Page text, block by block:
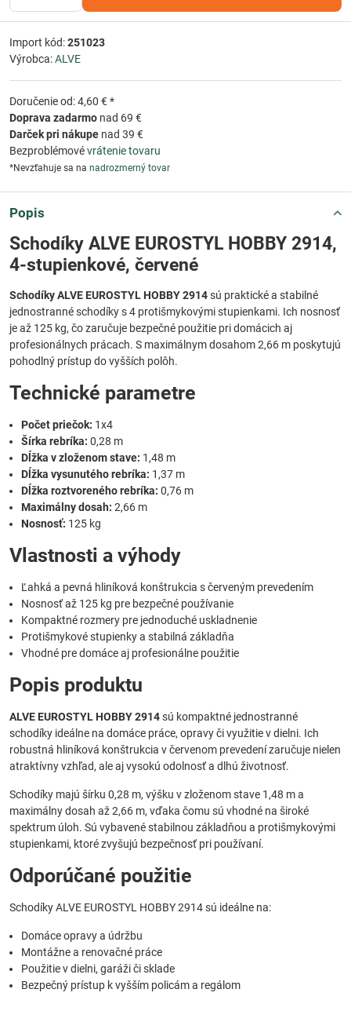
Import kód:251023
Výrobca:ALVE
Doručenie od: 4,60 € *
Doprava zadarmo nad 69 €
Darček pri nákupe nad 39 €
Bezproblémovévrátenie tovaru
*Nevzťahuje sa na nadrozmerný tovar
Popis
Schodíky ALVE EUROSTYL HOBBY 2914,
4-stupienkové, červené
Schodíky ALVE EUROSTYL HOBBY 2914sú praktické a stabilné
jednostranné schodíky s 4 protišmykovými stupienkami. Ich nosnosť
je až 125 kg, čo zaručuje bezpečné použitie pri domácich aj
profesionálnych prácach. S maximálnym dosahom 2,66 m poskytujú
pohodlný prístup do vyšších polôh.
Technické parametre
Počet priečok: 1x4
Šírka rebríka: 0,28 m
Dĺžka v zloženom stave: 1,48 m
Dĺžka vysunutého rebríka: 1,37 m
Dĺžka roztvoreného rebríka: 0,76 m
Maximálny dosah: 2,66 m
Nosnosť: 125 kg
Vlastnosti a výhody
Ľahká a pevná hliníková konštrukcia s červeným prevedením
Nosnosť až 125 kg pre bezpečné používanie
Kompaktné rozmery pre jednoduché uskladnenie
Protišmykové stupienky a stabilná základňa
Vhodné pre domáce aj profesionálne použitie
Popis produktu
ALVE EUROSTYL HOBBY 2914sú kompaktné jednostranné
schodíky ideálne na domáce práce, opravy či využitie v dielni. Ich
robustná hliníková konštrukcia v červenom prevedení zaručuje nielen
atraktívny vzhľad, ale aj vysokú odolnosť a dlhú životnosť.
Schodíky majú šírku 0,28 m, výšku v zloženom stave 1,48 m a
maximálny dosah až 2,66 m, vďaka čomu sú vhodné na široké
spektrum úloh. Sú vybavené stabilnou základňou a protišmykovými
stupienkami, ktoré zvyšujú bezpečnosť pri používaní.
Odporúčané použitie
Schodíky ALVE EUROSTYL HOBBY 2914 sú ideálne na:
Domáce opravy a údržbu
Montážne a renovačné práce
Použitie v dielni, garáži či sklade
Bezpečný prístup k vyšším policám a regálom